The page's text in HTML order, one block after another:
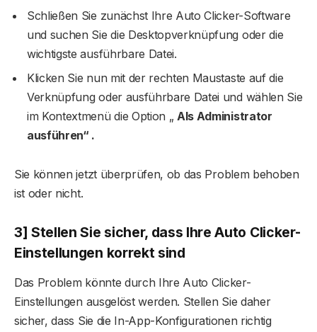
Schließen Sie zunächst Ihre Auto Clicker-Software
und suchen Sie die Desktopverknüpfung oder die
wichtigste ausführbare Datei.
Klicken Sie nun mit der rechten Maustaste auf die
Verknüpfung oder ausführbare Datei und wählen Sie
im Kontextmenü die Option „Als Administrator
ausführen“ .
Sie können jetzt überprüfen, ob das Problem behoben
ist oder nicht.
3] Stellen Sie sicher, dass Ihre Auto Clicker-
Einstellungen korrekt sind
Das Problem könnte durch Ihre Auto Clicker-
Einstellungen ausgelöst werden. Stellen Sie daher
sicher, dass Sie die In-App-Konfigurationen richtig